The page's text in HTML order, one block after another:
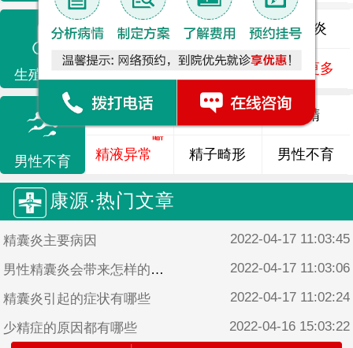
生殖感染
龟头炎 睾丸炎 尿道炎
尿相关 泌尿感染 了解更多
男性不育
死精 少精 弱精
精液异常 精子畸形 男性不育
康源·热门文章
精囊炎主要病因 2022-04-17 11:03:45
男性精囊炎会带来怎样的危害 2022-04-17 11:03:06
精囊炎引起的症状有哪些 2022-04-17 11:02:24
少精症的原因都有哪些 2022-04-16 15:03:22